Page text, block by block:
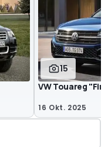
15
VW Touareg
16 Okt. 2025